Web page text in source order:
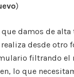
)
damos de
desde
filtrando
lo que